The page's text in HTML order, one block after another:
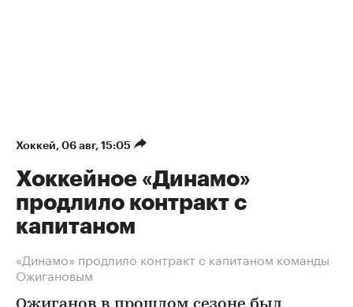
Хоккей⁠, 06 авг, 15:05
Хоккейное «Динамо»
продлило контракт с
капитаном
«Динамо» продлило контракт с капитаном команды
Ожигановым